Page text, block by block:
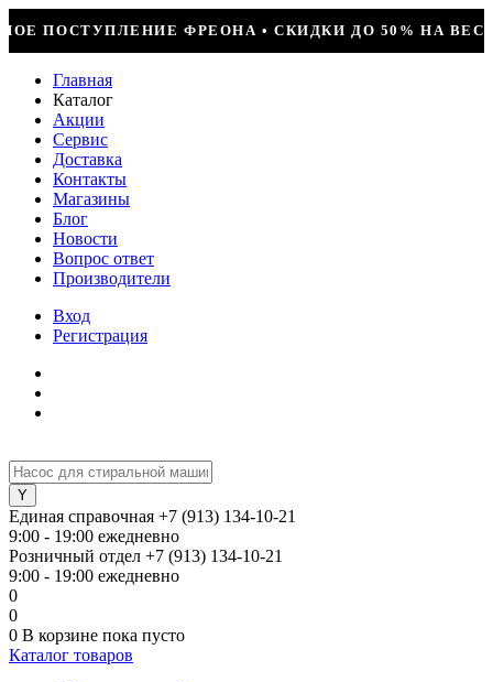
ДО 50% НА ВЕСЬ ИНСТРУМЕНТ • КОМПРЕССОР
Главная
Каталог
Акции
Сервис
Доставка
Контакты
Магазины
Блог
Новости
Вопрос ответ
Производители
Вход
Регистрация
Единая справочная +7 (913) 134-10-21
9:00 - 19:00 ежедневно
Розничный отдел +7 (913) 134-10-21
9:00 - 19:00 ежедневно
0
0
0 В корзине пока пусто
Каталог товаров